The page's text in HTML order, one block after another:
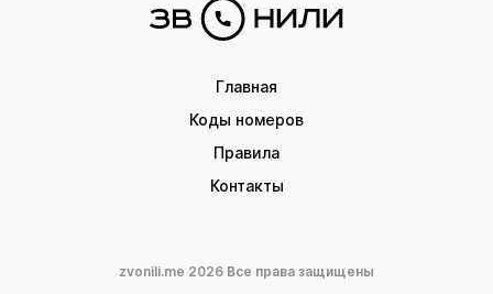
Главная
Коды номеров
Правила
Контакты
zvonili.me 2026 Все права защищены